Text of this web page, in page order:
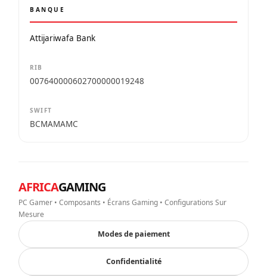
BANQUE
Attijariwafa Bank
RIB
007640000602700000019248
SWIFT
BCMAMAMC
AFRICAGAMING
PC Gamer • Composants • Écrans Gaming • Configurations Sur
Mesure
Modes de paiement
Confidentialité